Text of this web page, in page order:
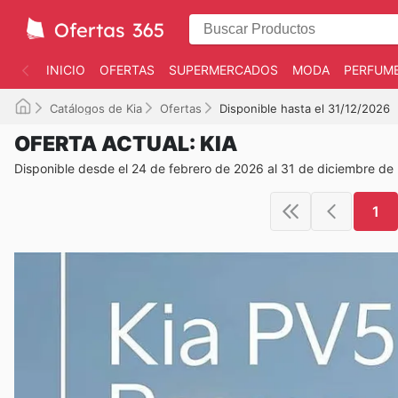
INICIO OFERTAS SUPERMERCADOS MODA
Catálogos de Kia Ofertas Disponible hasta el 31/12/2026
OFERTA ACTUAL: KIA
Disponible desde el 24 de febrero de 2026 al 31 de diciembre de
1